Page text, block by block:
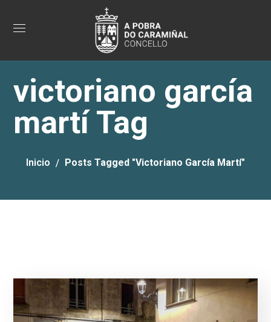
victoriano garcía
martí Tag
Inicio Posts Tagged "victoriano García Martí"